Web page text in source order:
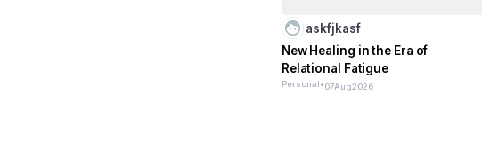
askfjkasf
New Healing in the Era of
Relational Fatigue
Personal•07Aug2026